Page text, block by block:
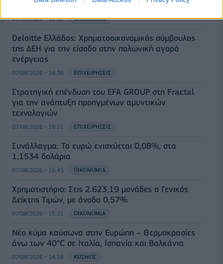
για την ενίσχυση της βιοασφάλειας
07/08/2026 - 17:02 ΟΙΚΟΝΟΜΙΑ
Deloitte Ελλάδος: Χρηματοοικονομικός σύμβουλος
της ΔΕΗ για την είσοδο στην πολωνική αγορά
ενέργειας
07/08/2026 - 16:38 ΕΠΙΧΕΙΡΗΣΕΙΣ
Στρατηγική επένδυση του EFA GROUP στη Fractal
για την ανάπτυξη προηγμένων αμυντικών
τεχνολογιών
07/08/2026 - 16:11 ΕΠΙΧΕΙΡΗΣΕΙΣ
Συνάλλαγμα: Το ευρώ ενισχύεται 0,08%, στα
1,1534 δολάρια
07/08/2026 - 15:45 ΟΙΚΟΝΟΜΙΑ
Χρηματιστήριο: Στις 2.623,19 μονάδες ο Γενικός
Δείκτης Τιμών, με άνοδο 0,57%
07/08/2026 - 15:21 ΟΙΚΟΝΟΜΙΑ
Νέο κύμα καύσωνα στην Ευρώπη – Θερμοκρασίες
άνω των 40°C σε Ιταλία, Ισπανία και Βαλκάνια
07/08/2026 - 14:58 ΚΟΣΜΟΣ